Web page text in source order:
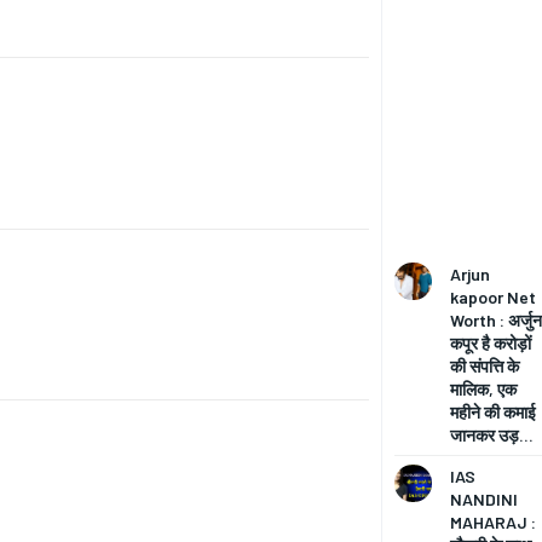
Arjun
kapoor Net
Worth : अर्जुन
कपूर है करोड़ों
की संपत्ति के
मालिक, एक
महीने की कमाई
जानकर उड़...
IAS
NANDINI
MAHARAJ :